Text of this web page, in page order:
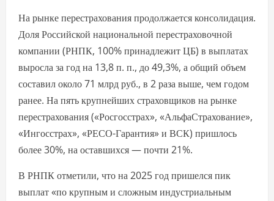
На рынке перестрахования продолжается консолидация.
Доля Российской национальной перестраховочной
компании (РНПК, 100% принадлежит ЦБ) в выплатах
выросла за год на 13,8 п. п., до 49,3%, а общий объем
составил около 71 млрд руб., в 2 раза выше, чем годом
ранее. На пять крупнейших страховщиков на рынке
перестрахования («Росгосстрах», «АльфаСтрахование»,
«Ингосстрах», «РЕСО-Гарантия» и ВСК) пришлось
более 30%, на оставшихся — почти 21%.
В РНПК отметили, что на 2025 год пришелся пик
выплат «по крупным и сложным индустриальным